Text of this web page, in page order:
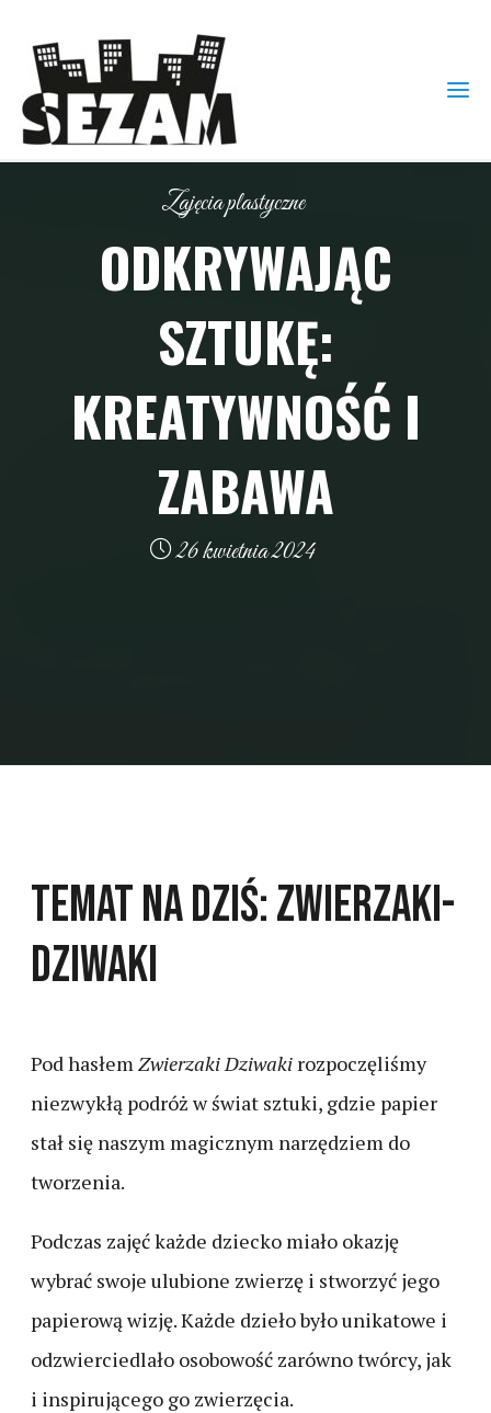
Zajęcia plastyczne
ODKRYWAJĄC
SZTUKĘ:
KREATYWNOŚĆ I
ZABAWA
26 kwietnia 2024
Temat na dziś: Zwierzaki-
Dziwaki
Pod hasłemZwierzaki Dziwaki rozpoczęliśmy
niezwykłą podróż w świat sztuki, gdzie papier
stał się naszym magicznym narzędziem do
tworzenia.
Podczas zajęć każde dziecko miało okazję
wybrać swoje ulubione zwierzę i stworzyć jego
papierową wizję. Każde dzieło było unikatowe i
odzwierciedlało osobowość zarówno twórcy, jak
i inspirującego go zwierzęcia.